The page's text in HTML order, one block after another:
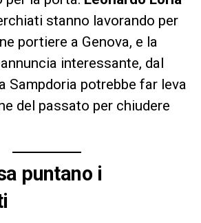
stanno lavorando per
portiere a Genova, e la
interessante, dal
Sampdoria potrebbe far leva
del passato per chiudere
puntano i